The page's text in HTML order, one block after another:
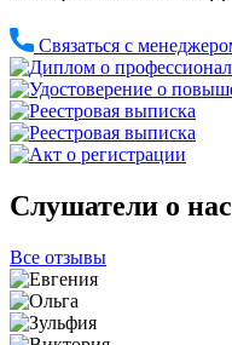
Связаться с
Слушатели о нас
Все отзывы